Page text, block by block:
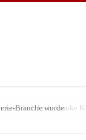
Branche wurde